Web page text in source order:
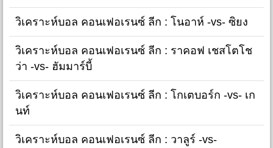
วิเคราะห์บอล คอนเฟอเรนซ์ ลีก : โนอาห์ -vs- ซิยง
วิเคราะห์บอล คอนเฟอเรนซ์ ลีก : ราคอฟ เชสโตโช
ว่า -vs- ฮัมมาร์บี้
วิเคราะห์บอล คอนเฟอเรนซ์ ลีก : โกเตบอร์ก -vs- เก
นท์
วิเคราะห์บอล คอนเฟอเรนซ์ ลีก : วาลูร์ -vs-